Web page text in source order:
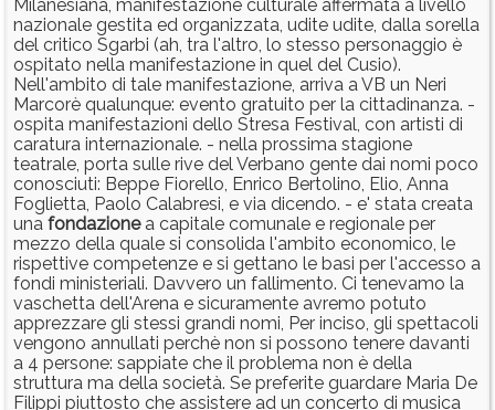
Milanesiana, manifestazione culturale affermata a livello
nazionale gestita ed organizzata, udite udite, dalla sorella
del critico Sgarbi (ah, tra l'altro, lo stesso personaggio è
ospitato nella manifestazione in quel del Cusio).
Nell'ambito di tale manifestazione, arriva a VB un Neri
Marcorè qualunque: evento gratuito per la cittadinanza. -
ospita manifestazioni dello Stresa Festival, con artisti di
caratura internazionale. - nella prossima stagione
teatrale, porta sulle rive del Verbano gente dai nomi poco
conosciuti: Beppe Fiorello, Enrico Bertolino, Elio, Anna
Foglietta, Paolo Calabresi, e via dicendo. - e' stata creata
una fondazionea capitale comunale e regionale per
mezzo della quale si consolida l'ambito economico, le
rispettive competenze e si gettano le basi per l'accesso a
fondi ministeriali. Davvero un fallimento. Ci tenevamo la
vaschetta dell'Arena e sicuramente avremo potuto
apprezzare gli stessi grandi nomi, Per inciso, gli spettacoli
vengono annullati perchè non si possono tenere davanti
a 4 persone: sappiate che il problema non è della
struttura ma della società. Se preferite guardare Maria De
Filippi piuttosto che assistere ad un concerto di musica